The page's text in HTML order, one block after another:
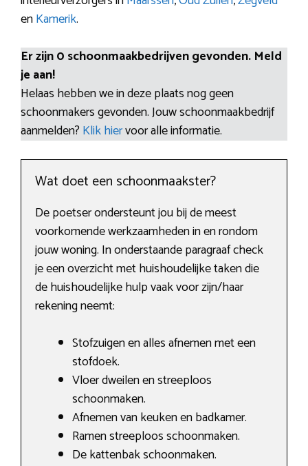
enKamerik.
Er zijn 0 schoonmaakbedrijven gevonden. Meld
je aan!
Helaas hebben we in deze plaats nog geen
schoonmakers gevonden. Jouw schoonmaakbedrijf
aanmelden? Klik hiervoor alle informatie.
Wat doet een schoonmaakster?
De poetser ondersteunt jou bij de meest
voorkomende werkzaamheden in en rondom
jouw woning. In onderstaande paragraaf check
je een overzicht met huishoudelijke taken die
de huishoudelijke hulp vaak voor zijn/haar
rekening neemt:
Stofzuigen en alles afnemen met een
stofdoek.
Vloer dweilen en streeploos
schoonmaken.
Afnemen van keuken en badkamer.
Ramen streeploos schoonmaken.
De kattenbak schoonmaken.